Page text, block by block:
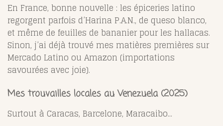
En France, bonne nouvelle : les épiceries latino
regorgent parfois d’Harina P.A.N., de queso blanco,
et même de feuilles de bananier pour les hallacas.
Sinon, j’ai déjà trouvé mes matières premières sur
Mercado Latino ou Amazon (importations
savourées avec joie).
Mes trouvailles locales au Venezuela (2025)
Surtout à Caracas, Barcelone, Maracaibo...